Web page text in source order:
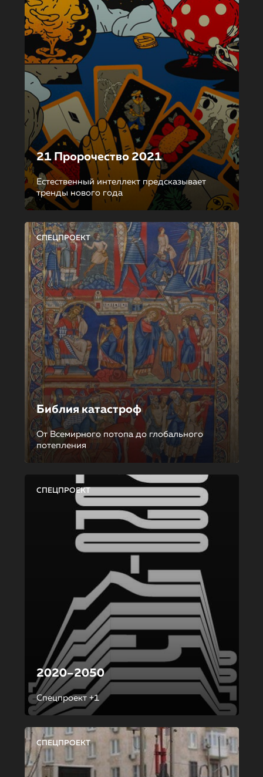
21 Пророчество 2021
Естественный интеллект предсказывает
тренды нового года
СПЕЦПРОЕКТ
Библия катастроф
От Всемирного потопа до глобального
потепления
СПЕЦПРОЕКТ
2020–2050
Спецпроект +1
СПЕЦПРОЕКТ